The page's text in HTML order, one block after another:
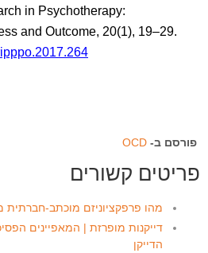
in Psychotherapy:
and Outcome, 20(1), 19–29.
פורסם ב- OCD
פריטים קשורים
מהו פרפקציוניזם מוכתב-חברתית
דייקנות מופרזת | המאפיינים
הדייקן